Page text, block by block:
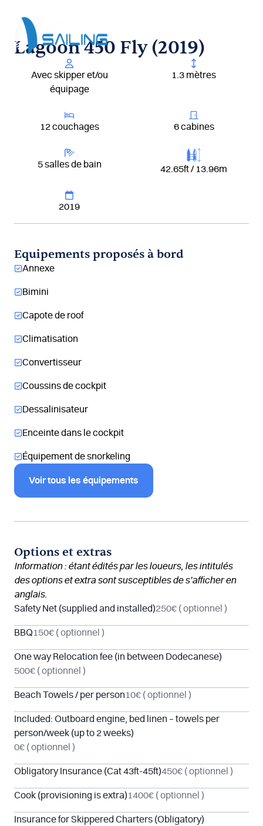
contenu
Lagoon 450 Fly (2019)
Avec skipper et/ou
équipage
1.3 mètres
12 couchages 6 cabines
5 salles de bain 42.65ft / 13.96m
2019
Equipements proposés à bord
Annexe
Bimini
Capote de roof
Climatisation
Convertisseur
Coussins de cockpit
Dessalinisateur
Enceinte dans le cockpit
Équipement de snorkeling
Voir tous les équipements
Options et extras
Information : étant édités par les loueurs, les intitulés
des options et extra sont susceptibles de s’afficher en
anglais.
Safety Net (supplied and installed)250€ ( optionnel )
BBQ150€ ( optionnel )
One way Relocation fee (in between Dodecanese)
500€ ( optionnel )
Beach Towels / per person10€ ( optionnel )
Included: Outboard engine, bed linen – towels per
person/week (up to 2 weeks)
0€ ( optionnel )
Obligatory Insurance (Cat 43ft-45ft)450€ ( optionnel )
Cook (provisioning is extra)1400€ ( optionnel )
Insurance for Skippered Charters (Obligatory)